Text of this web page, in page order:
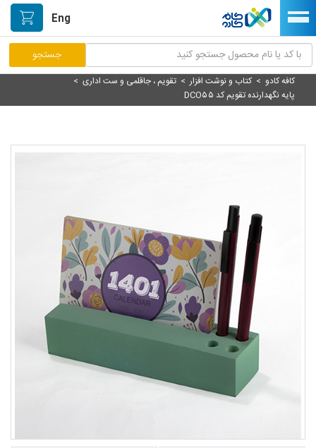
Eng
مرکز پاسخگویی مشتریان
نصب اپلیکیشن اندرویدی
پیگیری سفارشات
دسته بندی محصولات
خیابان هنر/بازار دستآفریده ها
حمایت از تولیدکنندگان
محصولات تازه رسیده
ورود به پنل تامین کنندگان
سوالات متداول
کافه کادو > کتاب و نوشت افزار> تقویم ، جاقلمی و ست اداری >
پایه نگهدارنده تقویم کد DCO۵۵